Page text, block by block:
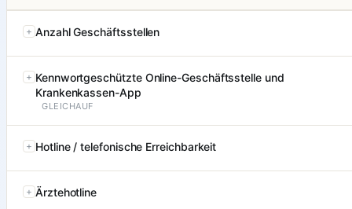
Anzahl Geschäftsstellen
Kennwortgeschützte Online-Geschäftsstelle und
Krankenkassen-App
GLEICHAUF
Hotline / telefonische Erreichbarkeit
Ärztehotline